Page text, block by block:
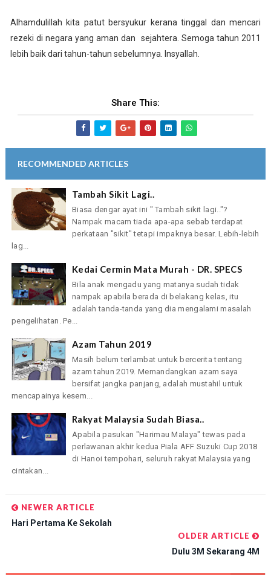
Alhamdulillah kita patut bersyukur kerana tinggal dan mencari
rezeki di negara yang aman dan sejahtera. Semoga tahun 2011
lebih baik dari tahun-tahun sebelumnya. Insyallah.
Share This:
RECOMMENDED ARTICLES
Tambah Sikit Lagi..
Biasa dengar ayat ini " Tambah sikit lagi.."?
Nampak macam tiada apa-apa sebab terdapat
perkataan "sikit" tetapi impaknya besar. Lebih-lebih
lag...
Kedai Cermin Mata Murah - DR. SPECS
Bila anak mengadu yang matanya sudah tidak
nampak apabila berada di belakang kelas, itu
adalah tanda-tanda yang dia mengalami masalah
pengelihatan. Pe...
Azam Tahun 2019
Masih belum terlambat untuk bercerita tentang
azam tahun 2019. Memandangkan azam saya
bersifat jangka panjang, adalah mustahil untuk
mencapainya kesem...
Rakyat Malaysia Sudah Biasa..
Apabila pasukan "Harimau Malaya" tewas pada
perlawanan akhir kedua Piala AFF Suzuki Cup 2018
di Hanoi tempohari, seluruh rakyat Malaysia yang
cintakan...
NEWER ARTICLE
Hari Pertama Ke Sekolah
OLDER ARTICLE
Dulu 3M Sekarang 4M